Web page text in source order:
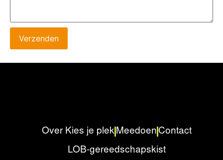
Verzenden
Over Kies je plek Meedoen Contact
LOB-gereedschapskist